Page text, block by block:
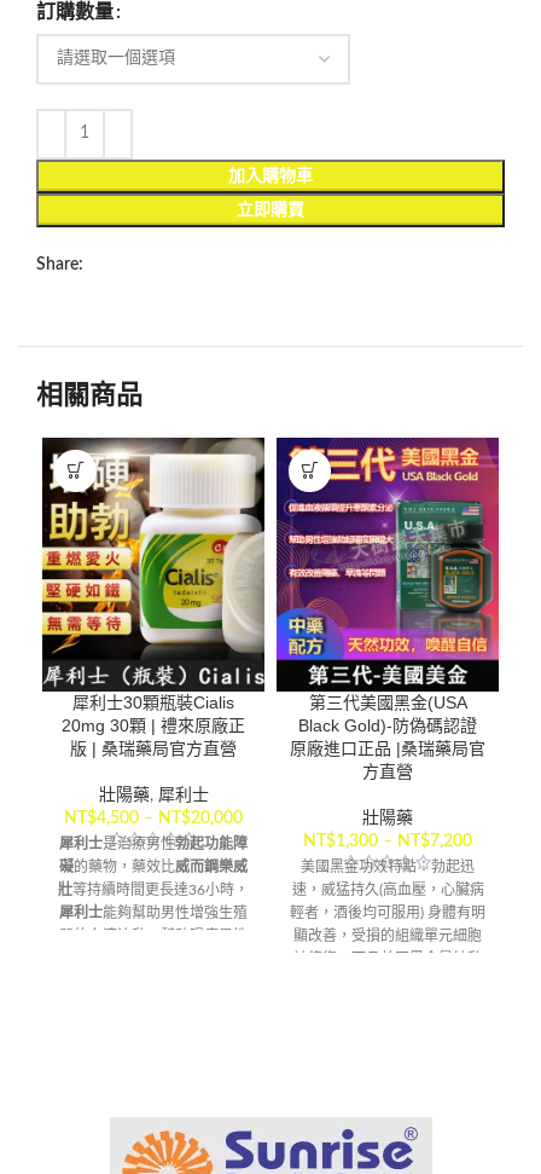
訂購數量
加入購物車
立即購買
Share:
相關商品
犀利士30顆瓶裝Cialis
20mg 30顆 | 禮來原廠正
版 | 桑瑞藥局官方直營
壯陽藥, 犀利士
NT$4,500 – NT$20,000
犀利士是治療男性勃起功能障
礙的藥物，藥效比威而鋼樂威
壯等持續時間更長達36小時，
犀利士能夠幫助男性增強生殖
FDA、歐盟，唯一核准同時治
療ED和BPH症狀的藥物。
【配送方式】
第三代美國黑金(USA
Black Gold)-防偽碼認證
原廠進口正品 |桑瑞藥局官
方直營
壯陽藥
NT$1,300 – NT$7,200
美國黑金功效特點：勃起迅
速，威猛持久(高血壓，心臟病
輕者，酒後均可服用) 身體有明
顯改善，受損的組織單元細胞